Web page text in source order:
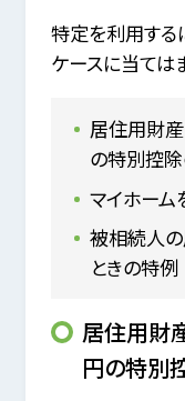
特定を利用する
ケースに当ては
居住用財
の特別控
マイホー
被相続人の
ときの特例
居住用財
円の特別